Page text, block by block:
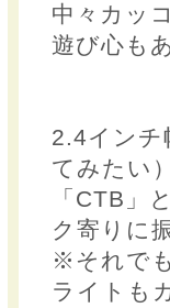
中々カッ
遊び心も
2.4インチ
てみたい）
「CTB」
ク寄りに
※それで
ライトも